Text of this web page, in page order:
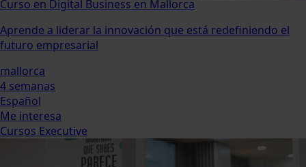
Curso en Digital Business en Mallorca
Aprende a liderar la innovación que está redefiniendo el
futuro empresarial
mallorca
4 semanas
Español
Me interesa
Cursos Executive